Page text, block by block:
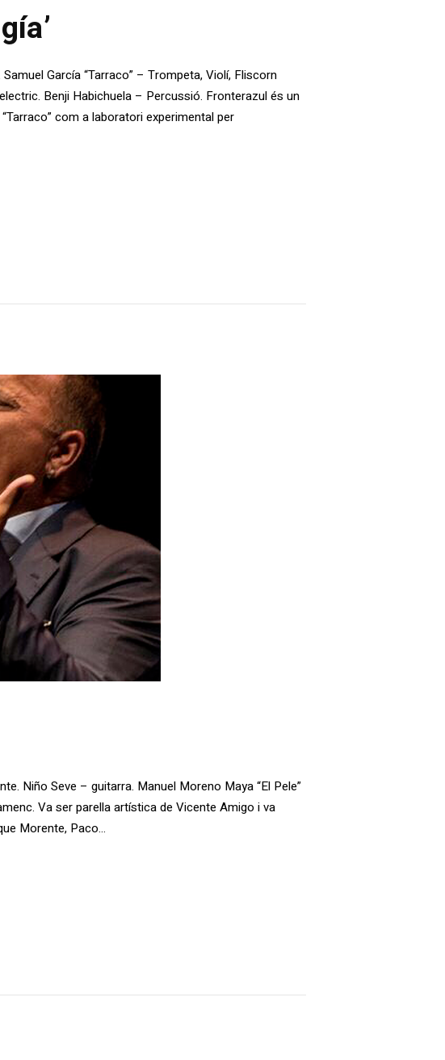
García “Tarraco” – Trompeta, Violí, Fliscorn
Benji Habichuela – Percussió. Fronterazul és un
com a laboratori experimental per
Niño Seve – guitarra. Manuel Moreno Maya “El Pele”
Va ser parella artística de Vicente Amigo i va
Morente, Paco…